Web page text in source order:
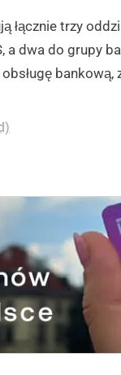
łącznie trzy
a dwa do grupy